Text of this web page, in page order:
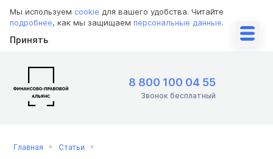
Мы используем cookie для вашего удобства. Читайте
подробнее, как мы защищаем персональные данные.
Принять
8 800 100 04 55
Звонок бесплатный
Главная Статьи